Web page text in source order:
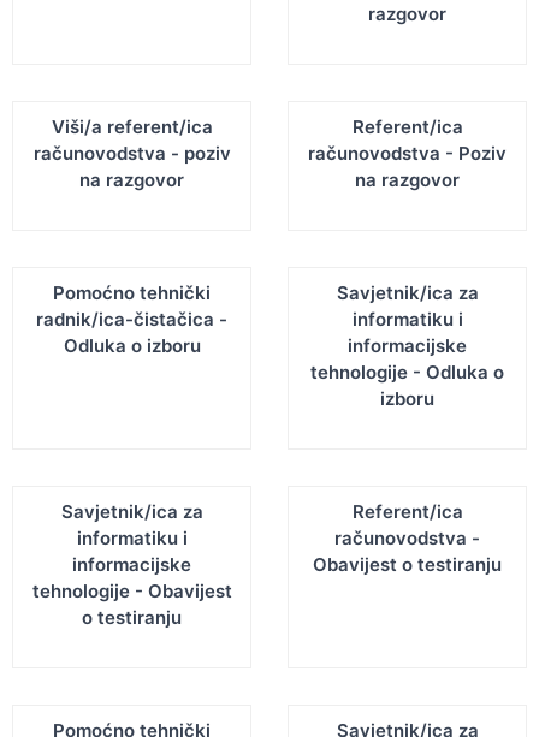
razgovor
Viši/a referent/ica
računovodstva - poziv
na razgovor
Referent/ica
računovodstva - Poziv
na razgovor
Pomoćno tehnički
radnik/ica-čistačica -
Odluka o izboru
Savjetnik/ica za
informatiku i
informacijske
tehnologije - Odluka o
izboru
Savjetnik/ica za
informatiku i
informacijske
tehnologije - Obavijest
o testiranju
Referent/ica
računovodstva -
Obavijest o testiranju
Pomoćno tehnički
Savjetnik/ica za